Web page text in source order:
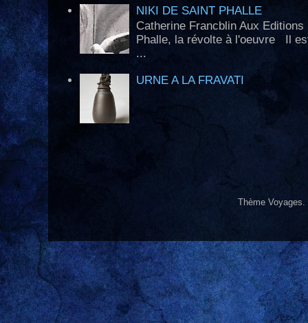
NIKI DE SAINT PHALLE
Catherine Francblin Aux
Phalle, la révolte à l'oeuvre Il
...
URNE A LA FRAVATI
Thème